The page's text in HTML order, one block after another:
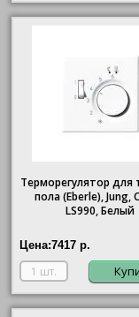
Терморегулятор для
пола (Eberle), Jung,
LS990, Белый
Цена:7417 р.